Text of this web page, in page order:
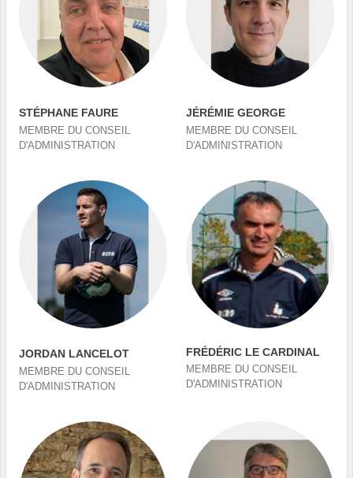
STÉPHANE FAURE
MEMBRE DU CONSEIL
D'ADMINISTRATION
JÉRÉMIE GEORGE
MEMBRE DU CONSEIL
D'ADMINISTRATION
JORDAN LANCELOT
MEMBRE DU CONSEIL
D'ADMINISTRATION
FRÉDÉRIC LE CARDINAL
MEMBRE DU CONSEIL
D'ADMINISTRATION